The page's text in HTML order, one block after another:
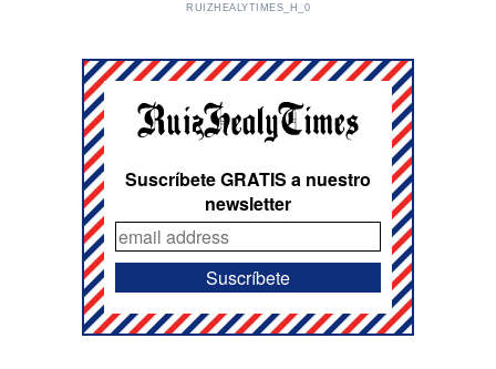
RUIZHEALYTIMES_H_0
Suscríbete GRATIS a nuestro
newsletter